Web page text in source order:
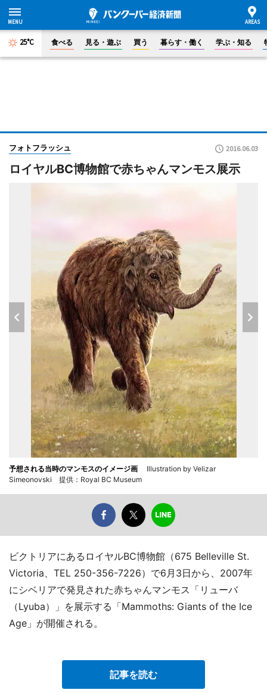
25°C 食べる 見る・遊ぶ 買う 暮らす・働く 学ぶ・知る
フォトフラッシュ 2016.06.03
ロイヤルBC博物館で赤ちゃんマンモス展示
予想される当時のマンモスのイメージ画 Illustration by Velizar
Simeonovski 提供：Royal BC Museum
ビクトリアにあるロイヤルBC博物館（675 Belleville St.
Victoria、TEL 250-356-7226）で6月3日から、2007年
にシベリアで発見された赤ちゃんマンモス「リューバ
（Lyuba）」を展示する「Mammoths: Giants of the Ice
Age」が開催される。
記事を読む